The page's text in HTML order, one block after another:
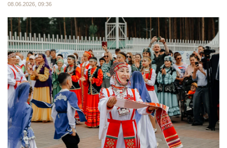
08.06.2026, 09:36